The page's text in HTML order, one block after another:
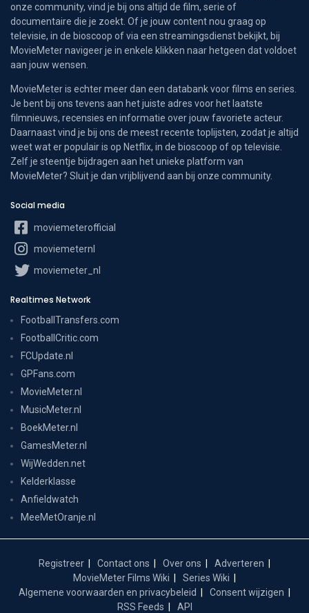
onze community, vind je bij ons altijd de film, serie of
documentaire die je zoekt. Of je jouw content nou graag op
televisie, in de bioscoop of via een streamingsdienst bekijkt, bij
MovieMeter navigeer je in enkele klikken naar hetgeen dat voldoet
aan jouw wensen.
MovieMeter is echter meer dan een databank voor films en series.
Je bent bij ons tevens aan het juiste adres voor het laatste
filmnieuws, recensies en informatie over jouw favoriete acteur.
Daarnaast vind je bij ons de meest recente toplijsten, zodat je altijd
weet wat er populair is op Netflix, in de bioscoop of op televisie.
Zelf je steentje bijdragen aan het unieke platform van
MovieMeter? Sluit je dan vrijblijvend aan bij onze community.
Social media
moviemeterofficial
moviemeternl
moviemeter_nl
Realtimes Network
FootballTransfers.com
FootballCritic.com
FCUpdate.nl
GPFans.com
MovieMeter.nl
MusicMeter.nl
BoekMeter.nl
GamesMeter.nl
WijWedden.net
Kelderklasse
Anfieldwatch
MeeMetOranje.nl
Registreer Contact ons Over ons
Adverteren
MovieMeter Films Wiki
Series Wiki
Algemene voorwaarden en privacybeleid
Consent wijzigen
RSS Feeds
API